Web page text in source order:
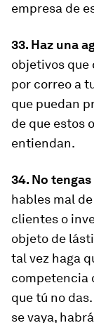
empresa de
33. Haz una
objetivos que
por correo a
que puedan
de que estos
entiendan.
34. No
hables mal
clientes o
objeto de
tal vez haga
competencia
que tú no
se vaya,